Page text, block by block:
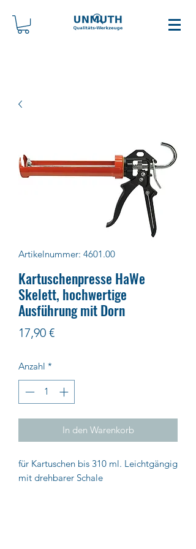
Artikelnummer: 4601.00
Kartuschenpresse HaWe
Skelett, hochwertige
Ausführung mit Dorn
17,90 €Preis
Anzahl *
In den Warenkorb
für Kartuschen bis 310 ml. Leichtgängig
mit drehbarer Schale